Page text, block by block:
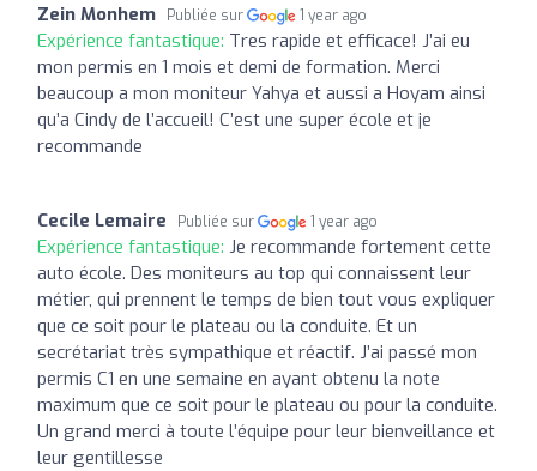
Zein Monhem Publiée sur 1 year ago
Expérience fantastique: Tres rapide et efficace! J’ai eu
mon permis en 1 mois et demi de formation. Merci
beaucoup a mon moniteur Yahya et aussi a Hoyam ainsi
qu’a Cindy de l’accueil! C’est une super école et je
recommande
Cecile Lemaire Publiée sur 1 year ago
Expérience fantastique: Je recommande fortement cette
auto école. Des moniteurs au top qui connaissent leur
métier, qui prennent le temps de bien tout vous expliquer
que ce soit pour le plateau ou la conduite. Et un
secrétariat très sympathique et réactif. J’ai passé mon
permis C1 en une semaine en ayant obtenu la note
maximum que ce soit pour le plateau ou pour la conduite.
Un grand merci à toute l’équipe pour leur bienveillance et
leur gentillesse